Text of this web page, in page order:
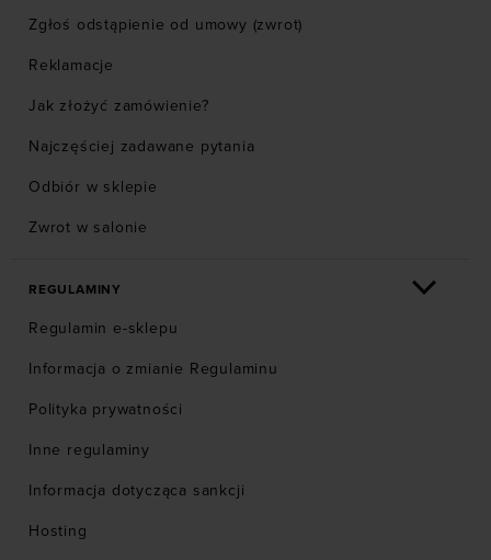
Zgłoś odstąpienie od umowy (zwrot)
Reklamacje
Jak złożyć zamówienie?
Najczęściej zadawane pytania
Odbiór w sklepie
Zwrot w salonie
REGULAMINY
Regulamin e-sklepu
Informacja o zmianie Regulaminu
Polityka prywatności
Inne regulaminy
Informacja dotycząca sankcji
Hosting